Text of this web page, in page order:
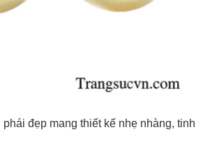
đẹp mang thiết kế nhẹ nhàng, tinh